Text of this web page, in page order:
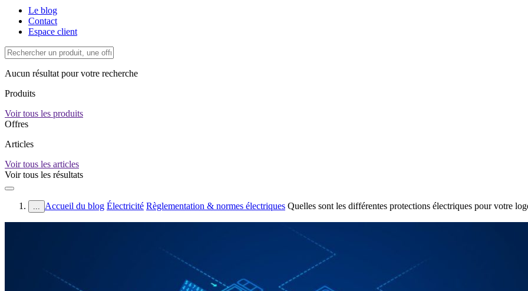
Le blog
Contact
Espace client
Aucun résultat pour votre recherche
Produits
Voir tous les produits
Offres
Articles
Voir tous les articles
Voir tous les résultats
... Accueil du blog Électricité Règlementation & normes électriques Quelles sont les différentes protections électriques pour votre